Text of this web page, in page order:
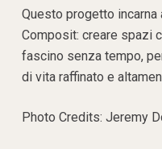
Questo progetto
Composit: creare spazi
fascino senza tempo,
di vita raffinato e
Photo Credits: Jeremy